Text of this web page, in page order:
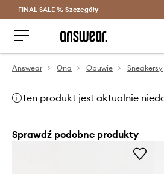
Oszczędzaj z Answear
FINAL SALE % Szczegóły
Answear Ona Obuwie Sneakersy
Ten produkt jest aktualnie
Sprawdź podobne produkty